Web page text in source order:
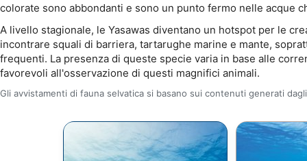
colorate sono abbondanti e sono un punto fermo nelle acque
A livello stagionale, le Yasawas diventano un hotspot per le
incontrare squali di barriera, tartarughe marine e mante,
frequenti. La presenza di queste specie varia in base alle
favorevoli all'osservazione di questi magnifici animali.
Gli avvistamenti di fauna selvatica si basano sui contenuti generati